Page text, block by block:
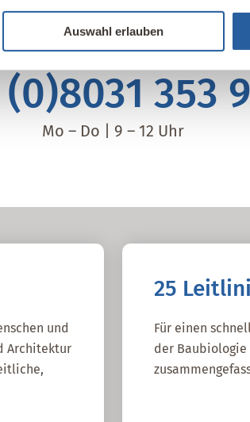
Auswahl erlauben
Bei Fragen gerne fragen:
353
Mo – Do | 9 – 12 Uhr
und
Architektur
25
Für einen
der